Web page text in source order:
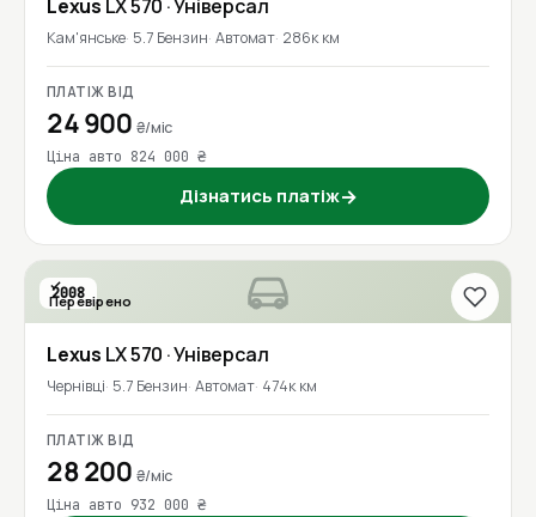
Lexus LX 570 · Універсал
Кам'янське 5.7 Бензин Автомат 286к км
ПЛАТІЖ ВІД
24 900 ₴/міс
Ціна авто 824 000 ₴
Дізнатись платіж→
2008
Перевірено
Lexus LX 570 · Універсал
Чернівці 5.7 Бензин Автомат 474к км
ПЛАТІЖ ВІД
28 200 ₴/міс
Ціна авто 932 000 ₴